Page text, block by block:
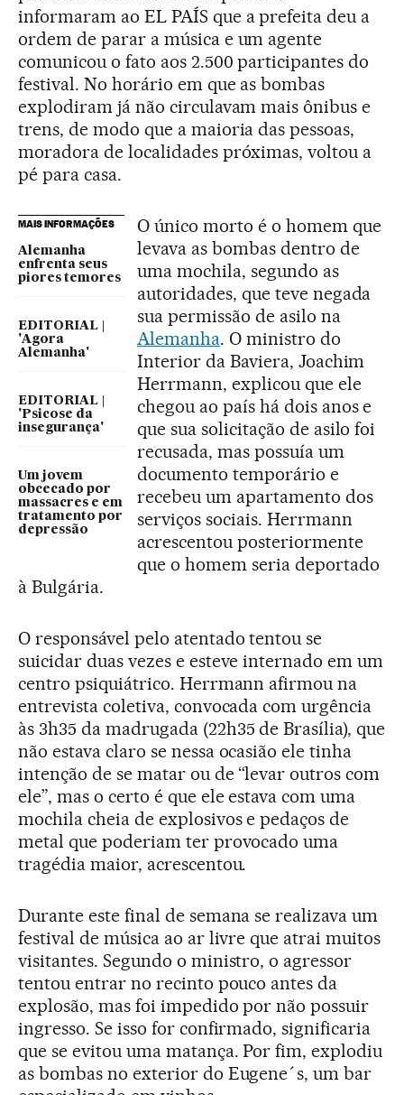
informaram ao EL PAÍS que a prefeita deu a
ordem de parar a música e um agente
comunicou o fato aos 2.500 participantes do
festival. No horário em que as bombas
explodiram já não circulavam mais ônibus e
trens, de modo que a maioria das pessoas,
moradora de localidades próximas, voltou a
pé para casa.
MAIS INFORMAÇÕES
Alemanha
enfrenta seus
piores temores
EDITORIAL |
'Agora
Alemanha'
EDITORIAL |
'Psicose da
insegurança'
Um jovem
obcecado por
massacres e em
tratamento por
depressão
O único morto é o homem que
levava as bombas dentro de
uma mochila, segundo as
autoridades, que teve negada
sua permissão de asilo na
Alemanha. O ministro do
Interior da Baviera, Joachim
Herrmann, explicou que ele
chegou ao país há dois anos e
que sua solicitação de asilo foi
recusada, mas possuía um
documento temporário e
recebeu um apartamento dos
serviços sociais. Herrmann
acrescentou posteriormente
que o homem seria deportado
à Bulgária.
O responsável pelo atentado tentou se
suicidar duas vezes e esteve internado em um
centro psiquiátrico. Herrmann afirmou na
entrevista coletiva, convocada com urgência
às 3h35 da madrugada (22h35 de Brasília), que
não estava claro se nessa ocasião ele tinha
intenção de se matar ou de “levar outros com
ele”, mas o certo é que ele estava com uma
mochila cheia de explosivos e pedaços de
metal que poderiam ter provocado uma
tragédia maior, acrescentou.
Durante este final de semana se realizava um
festival de música ao ar livre que atrai muitos
visitantes. Segundo o ministro, o agressor
tentou entrar no recinto pouco antes da
explosão, mas foi impedido por não possuir
ingresso. Se isso for confirmado, significaria
que se evitou uma matança. Por fim, explodiu
as bombas no exterior do Eugene´s, um bar